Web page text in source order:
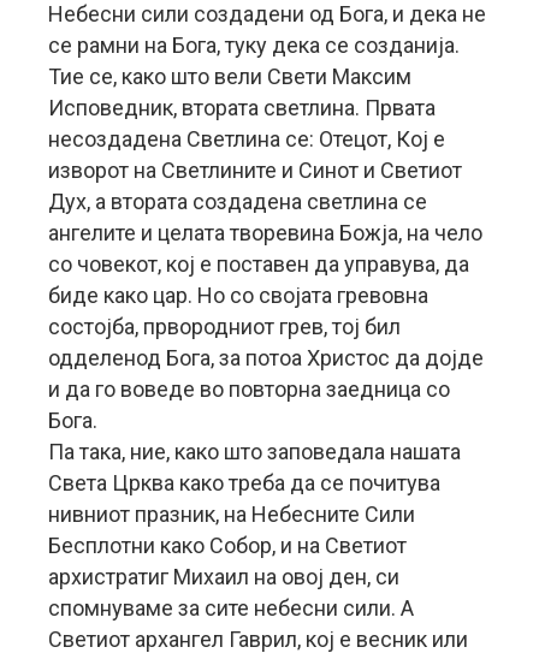
Небесни сили создадени од Бога, и дека не
се рамни на Бога, туку дека се созданија.
Тие се, како што вели Свети Максим
Исповедник, втората светлина. Првата
несоздадена Светлина се: Отецот, Кој е
изворот на Светлините и Синот и Светиот
Дух, а втората создадена светлина се
ангелите и целата творевина Божја, на чело
со човекот, кој е поставен да управува, да
биде како цар. Но со својата гревовна
состојба, првородниот грев, тој бил
одделенод Бога, за потоа Христос да дојде
и да го воведе во повторна заедница со
Бога.
Па така, ние, како што заповедала нашата
Света Црква како треба да се почитува
нивниот празник, на Небесните Сили
Бесплотни како Собор, и на Светиот
архистратиг Михаил на овој ден, си
спомнуваме за сите небесни сили. А
Светиот архангел Гаврил, кој е весник или